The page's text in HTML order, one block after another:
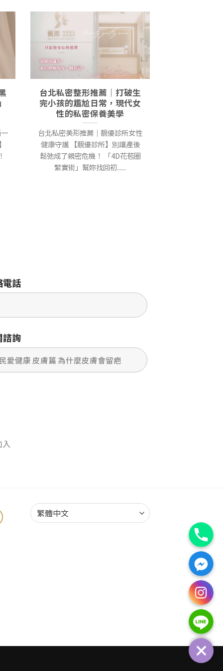
台北私密整形推薦｜打破生
完小孩的尷尬日常，現代女
性的私密保養美學
台北私密美形推薦｜靚優診所女性
健康守護 【靚優診所】別讓產後
鬆弛成了親密危機！ 「4D花苞圈
緊實術」幫妳找回初......
電話
諮詢
入
電話
Facebook訊息
Line